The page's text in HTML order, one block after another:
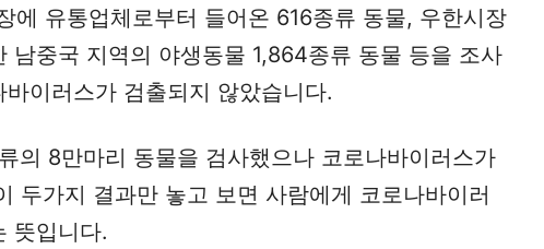
에 유통업체로부터 들어온 616종류 동물, 우한시장
남중국 지역의 야생동물 1,864종류 동물 등을 조사
이러스가 검출되지 않았습니다.
의 8만마리 동물을 검사했으나 코로나바이러스가
두가지 결과만 놓고 보면 사람에게 코로나바이러
뜻입니다.